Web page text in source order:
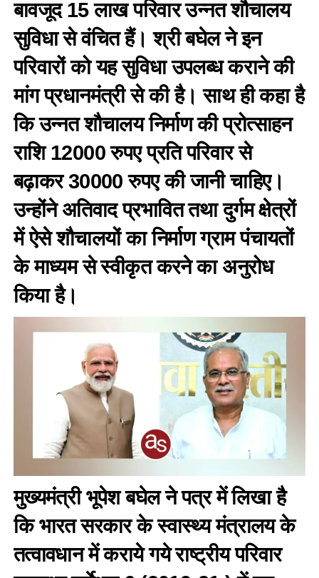
बावजूद 15 लाख परिवार उन्नत शौचालय
सुविधा से वंचित हैं। श्री बघेल ने इन
परिवारों को यह सुविधा उपलब्ध कराने की
मांग प्रधानमंत्री से की है। साथ ही कहा है
कि उन्नत शौचालय निर्माण की प्रोत्साहन
राशि 12000 रुपए प्रति परिवार से
बढ़ाकर 30000 रुपए की जानी चाहिए।
उन्होंने अतिवाद प्रभावित तथा दुर्गम क्षेत्रों
में ऐसे शौचालयों का निर्माण ग्राम पंचायतों
के माध्यम से स्वीकृत करने का अनुरोध
किया है।
मुख्यमंत्री भूपेश बघेल ने पत्र में लिखा है
कि भारत सरकार के स्वास्थ्य मंत्रालय के
तत्वावधान में कराये गये राष्ट्रीय परिवार